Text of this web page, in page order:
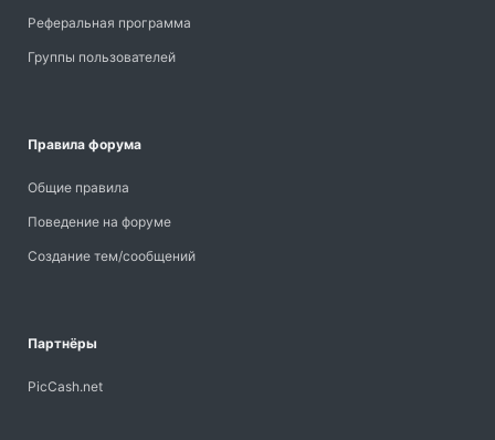
Реферальная программа
Группы пользователей
Правила форума
Общие правила
Поведение на форуме
Создание тем/сообщений
Партнёры
PicCash.net